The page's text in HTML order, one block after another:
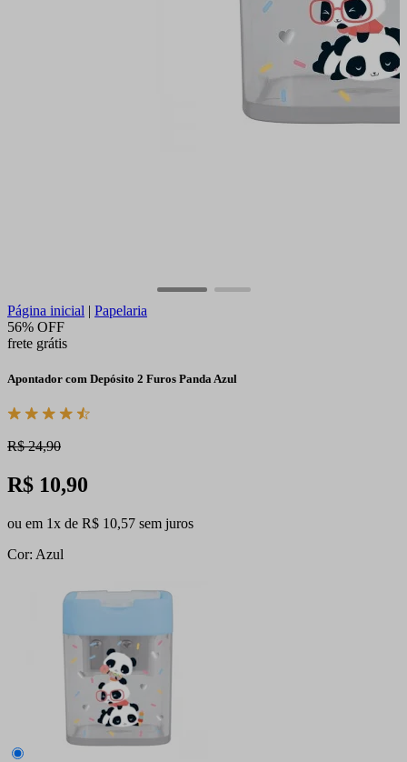
Página inicial | Papelaria
56% OFF
frete grátis
Apontador com Depósito 2 Furos Panda Azul
R$ 24,90
R$ 10,90
ou em 1x de R$ 10,57 sem juros
Cor: Azul